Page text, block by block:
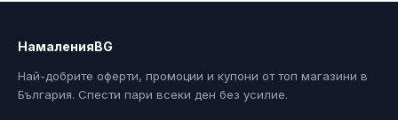
НамаленияBG
Най-добрите оферти, промоции и купони от топ магазини в
България. Спести пари всеки ден без усилие.